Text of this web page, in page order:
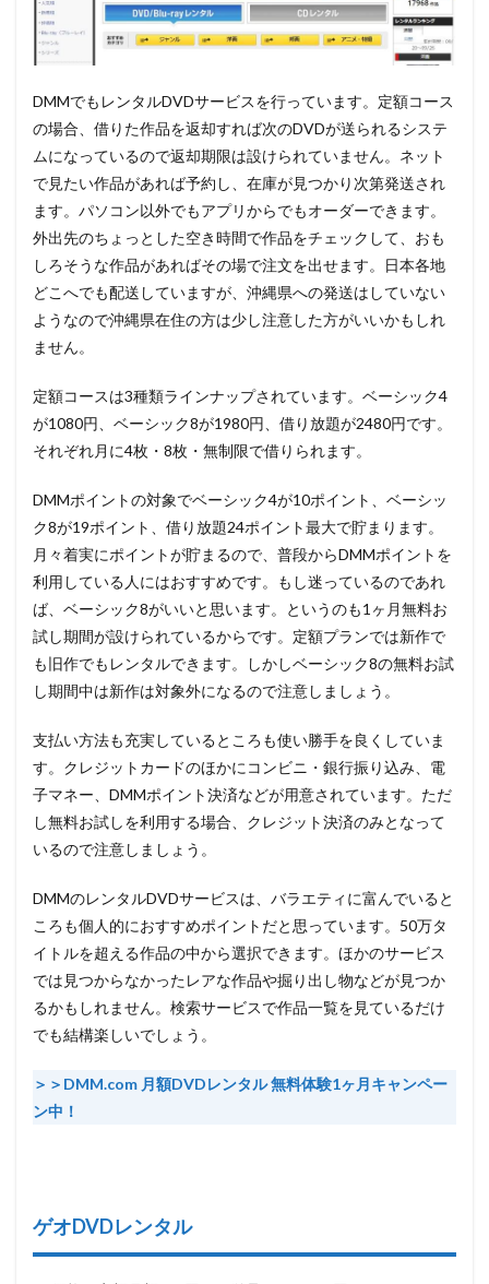
DMMでもレンタルDVDサービスを行っています。定額コース
の場合、借りた作品を返却すれば次のDVDが送られるシステ
ムになっているので返却期限は設けられていません。ネット
で見たい作品があれば予約し、在庫が見つかり次第発送され
ます。パソコン以外でもアプリからでもオーダーできます。
外出先のちょっとした空き時間で作品をチェックして、おも
しろそうな作品があればその場で注文を出せます。日本各地
どこへでも配送していますが、 沖縄県への発送はしていない
ようなので沖縄県在住の方は少し注意した方がいいかもしれ
ません。
定額コースは3種類ラインナップされています。ベーシック4
が1080円、ベーシック8が1980円、借り放題が2480円です。
それぞれ月に4枚・8枚・無制限で借りられます。
DMMポイントの対象でベーシック4が10ポイント、ベーシッ
ク8が19ポイント、借り放題24ポイント最大で貯まります。
月々着実にポイントが貯まるので、普段からDMMポイントを
利用している人にはおすすめです。もし迷っているのであれ
ば、ベーシック8がいいと思います。というのも1ヶ月無料お
試し期間が設けられているからです。定額プランでは新作で
も旧作でもレンタルできます。しかしベーシック8の無料お試
し期間中は新作は対象外になるので注意しましょう。
支払い方法も充実しているところも使い勝手を良くしていま
す。クレジットカードのほかにコンビニ・銀行振り込み、電
子マネー、DMMポイント決済などが用意されています。ただ
し無料お試しを利用する場合、クレジット決済のみとなって
いるので注意しましょう。
DMMのレンタルDVDサービスは、バラエティに富んでいると
ころも個人的におすすめポイントだと思っています。50万タ
イトルを超える作品の中から選択できます。ほかのサービス
では見つからなかったレアな作品や掘り出し物などが見つか
るかもしれません。検索サービスで作品一覧を見ているだけ
でも結構楽しいでしょう。
＞＞DMM.com 月額DVDレンタル 無料体験1ヶ月キャンペー
ン中！
ゲオDVDレンタル